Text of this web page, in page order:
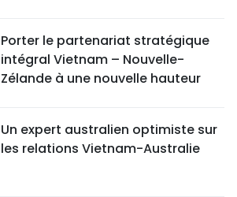
Porter le partenariat stratégique
intégral Vietnam – Nouvelle-
Zélande à une nouvelle hauteur
Un expert australien optimiste sur
les relations Vietnam-Australie